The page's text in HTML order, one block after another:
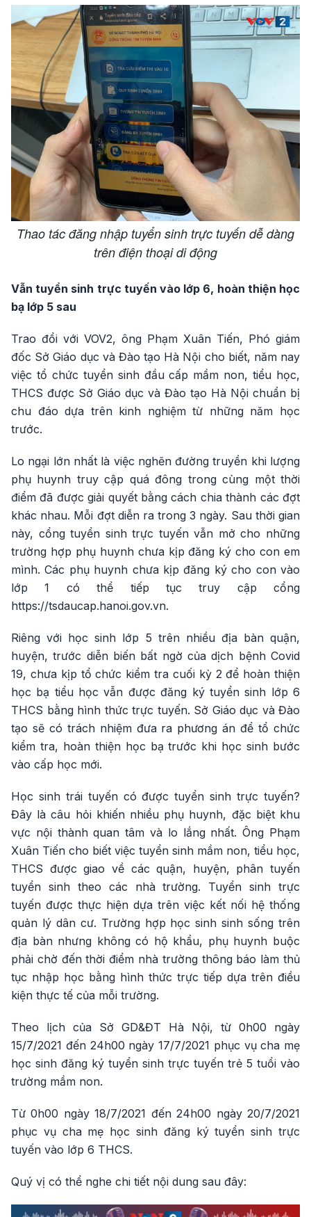
Thao tác đăng nhập tuyển sinh trực tuyến dễ dàng
trên điện thoại di động
Vẫn tuyển sinh trực tuyến vào lớp 6, hoàn thiện học
bạ lớp 5 sau
Trao đổi với VOV2, ông Phạm Xuân Tiến, Phó giám
đốc Sở Giáo dục và Đào tạo Hà Nội cho biết, năm nay
việc tổ chức tuyển sinh đầu cấp mầm non, tiểu học,
THCS được Sở Giáo dục và Đào tạo Hà Nội chuẩn bị
chu đáo dựa trên kinh nghiệm từ những năm học
trước.
Lo ngại lớn nhất là việc nghẽn đường truyền khi lượng
phụ huynh truy cập quá đông trong cùng một thời
điểm đã được giải quyết bằng cách chia thành các đợt
khác nhau. Mỗi đợt diễn ra trong 3 ngày. Sau thời gian
này, cổng tuyển sinh trực tuyến vẫn mở cho những
trường hợp phụ huynh chưa kịp đăng ký cho con em
mình. Các phụ huynh chưa kịp đăng ký cho con vào
lớp 1 có thể tiếp tục truy cập cổng
https://tsdaucap.hanoi.gov.vn.
Riêng với học sinh lớp 5 trên nhiều địa bàn quận,
huyện, trước diễn biến bất ngờ của dịch bệnh Covid
19, chưa kịp tổ chức kiểm tra cuối kỳ 2 để hoàn thiện
học bạ tiểu học vẫn được đăng ký tuyển sinh lớp 6
THCS bằng hình thức trực tuyến. Sở Giáo dục và Đào
tạo sẽ có trách nhiệm đưa ra phương án để tổ chức
kiểm tra, hoàn thiện học bạ trước khi học sinh bước
vào cấp học mới.
Học sinh trái tuyến có được tuyển sinh trực tuyến?
Đây là câu hỏi khiến nhiều phụ huynh, đặc biệt khu
vực nội thành quan tâm và lo lắng nhất. Ông Phạm
Xuân Tiến cho biết việc tuyển sinh mầm non, tiểu học,
THCS được giao về các quận, huyện, phân tuyến
tuyển sinh theo các nhà trường. Tuyển sinh trực
tuyến được thực hiện dựa trên việc kết nối hệ thống
quản lý dân cư. Trường hợp học sinh sinh sống trên
địa bàn nhưng không có hộ khẩu, phụ huynh buộc
phải chờ đến thời điểm nhà trường thông báo làm thủ
tục nhập học bằng hình thức trực tiếp dựa trên điều
kiện thực tế của mỗi trường.
Theo lịch của Sở GD&ĐT Hà Nội, từ 0h00 ngày
15/7/2021 đến 24h00 ngày 17/7/2021 phục vụ cha mẹ
học sinh đăng ký tuyển sinh trực tuyến trẻ 5 tuổi vào
trường mầm non.
Từ 0h00 ngày 18/7/2021 đến 24h00 ngày 20/7/2021
phục vụ cha mẹ học sinh đăng ký tuyển sinh trực
tuyến vào lớp 6 THCS.
Quý vị có thể nghe chi tiết nội dung sau đây: